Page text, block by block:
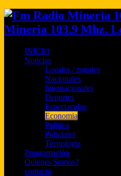
Mineria 103.9 Mhz.
INICIO
Noticias
Locales / zonales
Nacionales
Internacionales
Deportes
Espectaculos
Economia
Politica
Policiales
Tecnologia
Programación
Quienes Somos?
contacto